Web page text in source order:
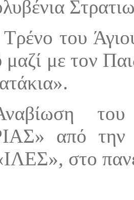
του
μαζί με τον
από την
στο